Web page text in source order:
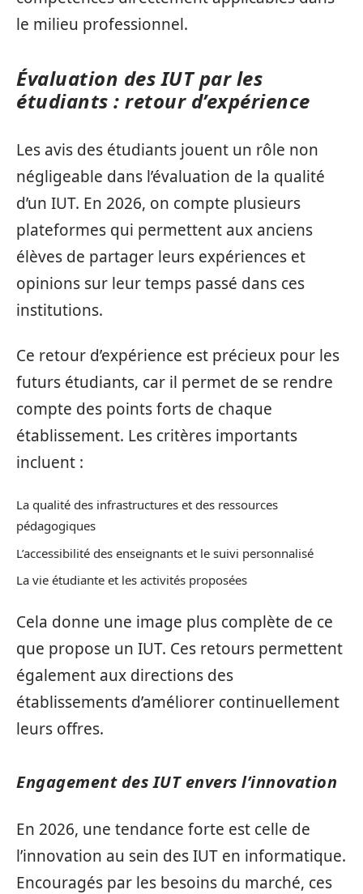
le milieu professionnel.
Évaluation des IUT par les
étudiants : retour d’expérience
Les avis des étudiants jouent un rôle non
négligeable dans l’évaluation de la qualité
d’un IUT. En 2026, on compte plusieurs
plateformes qui permettent aux anciens
élèves de partager leurs expériences et
opinions sur leur temps passé dans ces
institutions.
Ce retour d’expérience est précieux pour les
futurs étudiants, car il permet de se rendre
compte des points forts de chaque
établissement. Les critères importants
incluent :
La qualité des infrastructures et des ressources
pédagogiques
L’accessibilité des enseignants et le suivi personnalisé
La vie étudiante et les activités proposées
Cela donne une image plus complète de ce
que propose un IUT. Ces retours permettent
également aux directions des
établissements d’améliorer continuellement
leurs offres.
Engagement des IUT envers l’innovation
En 2026, une tendance forte est celle de
l’innovation au sein des IUT en informatique.
Encouragés par les besoins du marché, ces